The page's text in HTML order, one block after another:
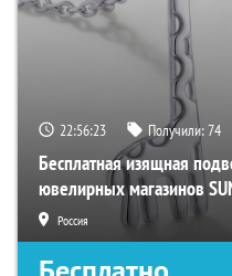
22:56:22 Получили:74
Бесплатная изящная
ювелирных магазинов
Россия